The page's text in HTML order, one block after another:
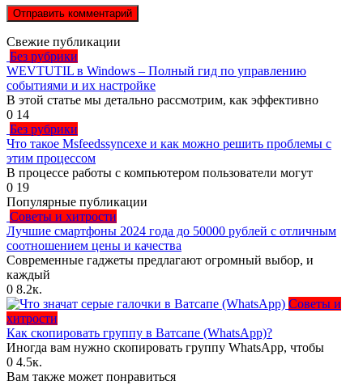
Свежие публикации
Без рубрики
WEVTUTIL в Windows – Полный гид по управлению
событиями и их настройке
В этой статье мы детально рассмотрим, как эффективно
0 14
Без рубрики
Что такое Msfeedssyncexe и как можно решить проблемы с
этим процессом
В процессе работы с компьютером пользователи могут
0 19
Популярные публикации
Советы и хитрости
Лучшие смартфоны 2024 года до 50000 рублей с отличным
соотношением цены и качества
Современные гаджеты предлагают огромный выбор, и
каждый
0 8.2к.
Советы и
хитрости
Как скопировать группу в Ватсапе (WhatsApp)?
Иногда вам нужно скопировать группу WhatsApp, чтобы
0 4.5к.
Вам также может понравиться